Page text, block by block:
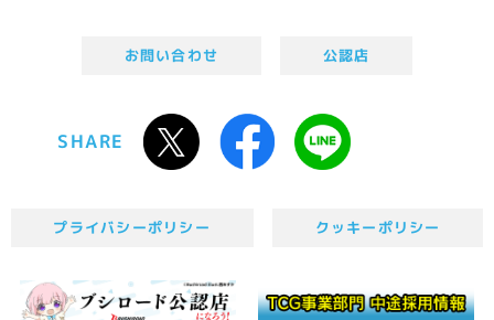
お問い合わせ 公認店
SHARE
プライバシーポリシー クッキーポリシー